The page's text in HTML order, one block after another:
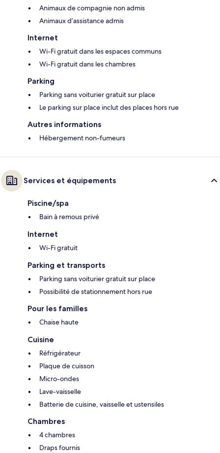
Animaux de compagnie non admis
Animaux d’assistance admis
Internet
Wi-Fi gratuit dans les espaces communs
Wi-Fi gratuit dans les chambres
Parking
Parking sans voiturier gratuit sur place
Le parking sur place inclut des places hors rue
Autres informations
Hébergement non-fumeurs
Services et équipements
Piscine/spa
Bain à remous privé
Internet
Wi-Fi gratuit
Parking et transports
Parking sans voiturier gratuit sur place
Possibilité de stationnement hors rue
Pour les familles
Chaise haute
Cuisine
Réfrigérateur
Plaque de cuisson
Micro-ondes
Lave-vaisselle
Batterie de cuisine, vaisselle et ustensiles
Chambres
4 chambres
Draps fournis